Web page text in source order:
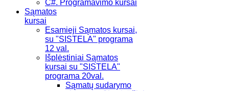
C#. Programavimo kursai
Sąmatos
kursai
Esamieji Sąmatos kursai,
su "SISTELA" programa
12 val.
Išplėstiniai Sąmatos
kursai su "SISTELA"
programa 20val.
Sąmatų sudarymo